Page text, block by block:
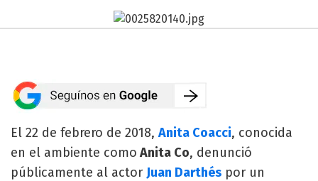
El 22 de febrero de 2018, Anita Coacci, conocida
en el ambiente como Anita Co, denunció
públicamente al actor Juan Darthés por un